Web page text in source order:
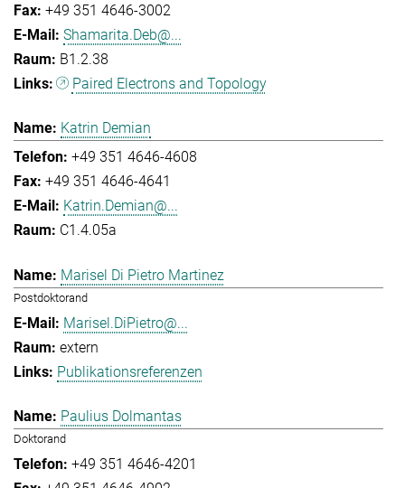
+49 351 4646-3002
Shamarita.Deb@...
B1.2.38
Paired Electrons and Topology
Katrin Demian
+49 351 4646-4608
+49 351 4646-4641
Katrin.Demian@...
C1.4.05a
Marisel Di Pietro Martinez
Postdoktorand
Marisel.DiPietro@...
extern
Publikationsreferenzen
Paulius Dolmantas
Doktorand
+49 351 4646-4201